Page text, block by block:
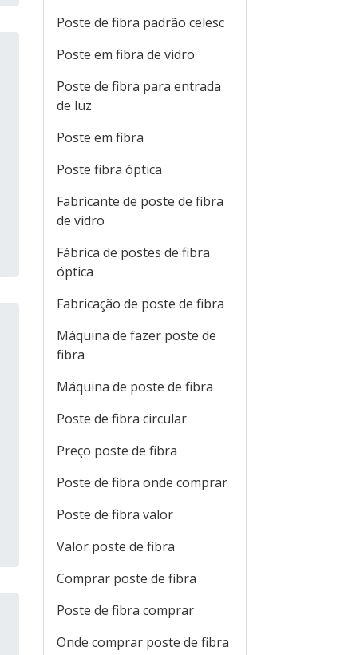
Poste de fibra padrão celesc
Poste em fibra de vidro
Poste de fibra para entrada
de luz
Poste em fibra
Poste fibra óptica
Fabricante de poste de fibra
de vidro
Fábrica de postes de fibra
óptica
Fabricação de poste de fibra
Máquina de fazer poste de
fibra
Máquina de poste de fibra
Poste de fibra circular
Preço poste de fibra
Poste de fibra onde comprar
Poste de fibra valor
Valor poste de fibra
Comprar poste de fibra
Poste de fibra comprar
Onde comprar poste de fibra